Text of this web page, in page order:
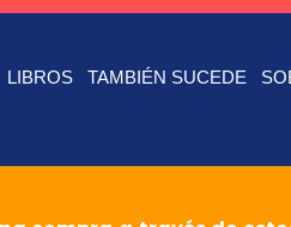
LIBROS TAMBIÉN SUCEDE